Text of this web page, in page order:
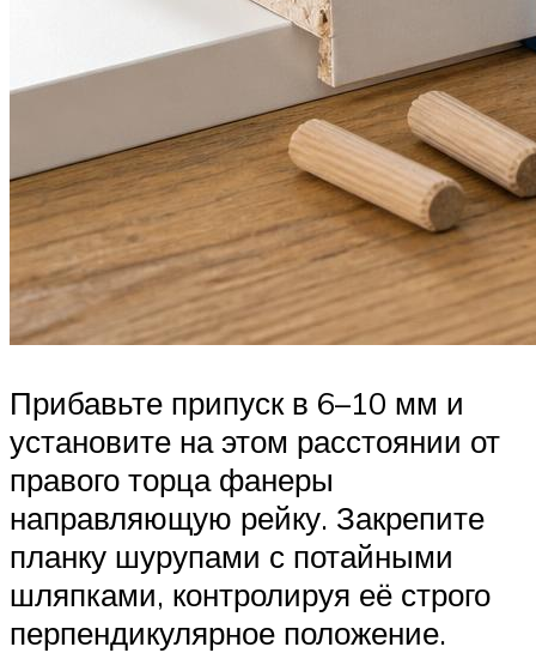
Прибавьте припуск в 6–10 мм и
установите на этом расстоянии от
правого торца фанеры
направляющую рейку. Закрепите
планку шурупами с потайными
шляпками, контролируя её строго
перпендикулярное положение.